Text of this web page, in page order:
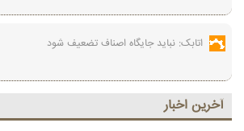
اتابک: نباید جایگاه اصناف تضعیف شود
آخرين اخبار